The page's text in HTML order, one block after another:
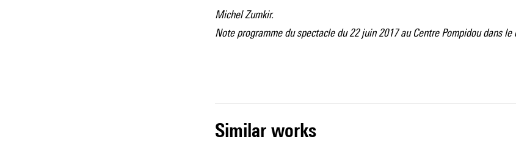
Michel Zumkir.
Note programme du spectacle du 22 juin 2017 au Centre Pompidou dans
similar works